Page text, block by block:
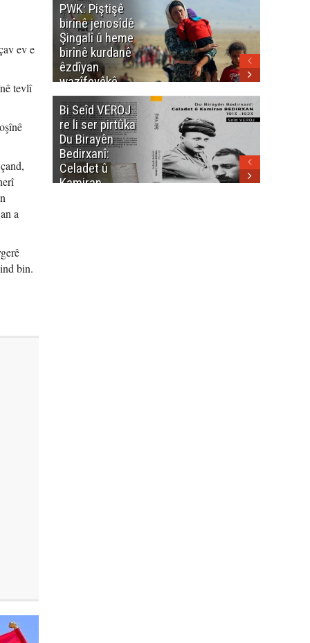
ev e
tevlî
a
bin.
PWK: Piştişê
birînê jenosîdê
Şingalî û heme
birînê kurdanê
êzdîyan
wazîfeyêkê
neteweyî yê
heme kurdanê
dinya yo
Bi Seîd VEROJ
re li ser pirtûka
Du Birayên
Bedirxanî:
Celadet û
Kamiran